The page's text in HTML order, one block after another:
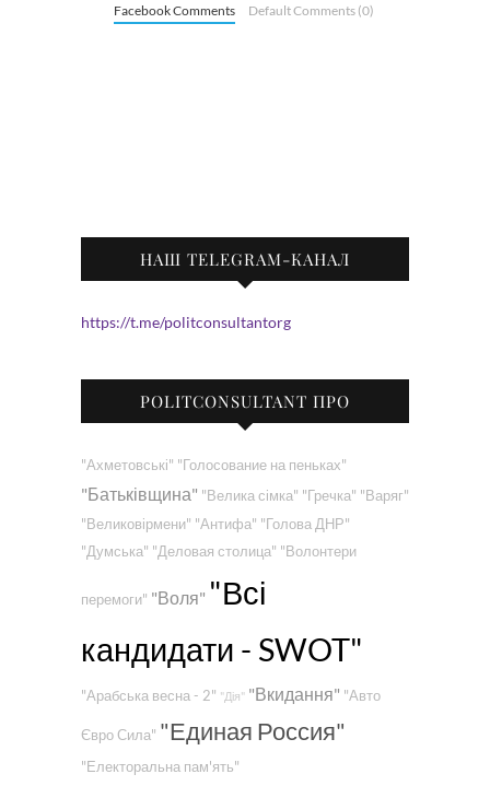
Facebook Comments Default Comments (0)
НАШ TELEGRAM-КАНАЛ
https://t.me/politconsultantorg
POLITCONSULTANT ПРО
"Ахметовські" "Голосование на пеньках"
"Батьківщина" "Велика сімка" "Гречка" "Варяг"
"Великовірмени" "Антифа" "Голова ДНР"
"Думська" "Деловая столица" "Волонтери
перемоги" "Воля" "Всі
кандидати - SWOT"
"Арабська весна - 2" "Дія" "Вкидання" "Авто
Євро Сила" "Единая Россия"
"Електоральна пам'ять"